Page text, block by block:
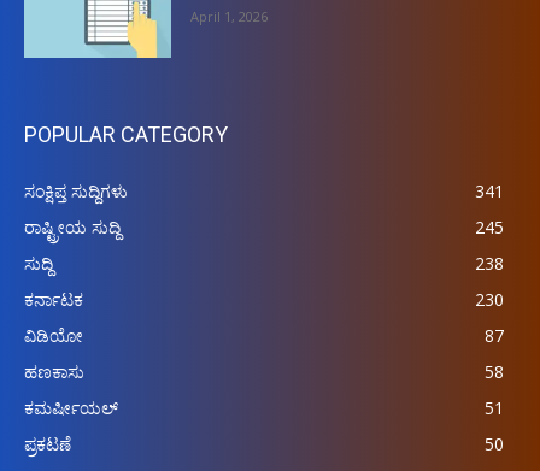
April 1, 2026
POPULAR CATEGORY
ಸಂಕ್ಷಿಪ್ತ ಸುದ್ದಿಗಳು
341
ರಾಷ್ಟ್ರೀಯ ಸುದ್ದಿ
245
ಸುದ್ದಿ
238
ಕರ್ನಾಟಕ
230
ವಿಡಿಯೋ
87
ಹಣಕಾಸು
58
ಕಮರ್ಷೀಯಲ್
51
ಪ್ರಕಟಣೆ
50